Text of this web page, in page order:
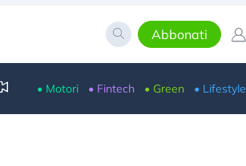
Abbonati
• Motori • Fintech • Green • Lifestyle